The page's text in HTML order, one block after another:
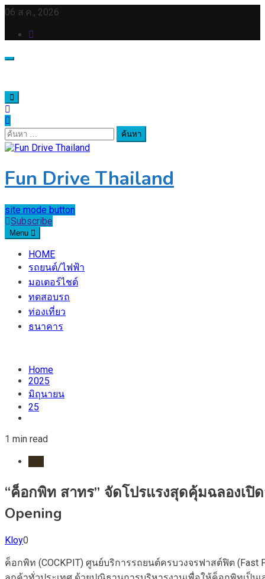
Skip
content
06 ส.ค., 2026
ค้นหา
สำหรับ:
Fun Drive Thailand
site mode button
Subscribe
Menu
HOME
รถยนต์/ไฟฟ้า
มอเตอร์ไชต์
ทดสอบรถ
ท่องเที่ยว
ธนาคาร
Home
2025
มิถุนายน
25
1 min read
“ค็อกพิท สาทร” จัดโปรแรงสุดคุ้มฉลองเ
Opening
Kloy0
ค็อกพิท (COCKPIT) ศูนย์บริการรถยนต์ครบวงจรฟาสต์ฟิต